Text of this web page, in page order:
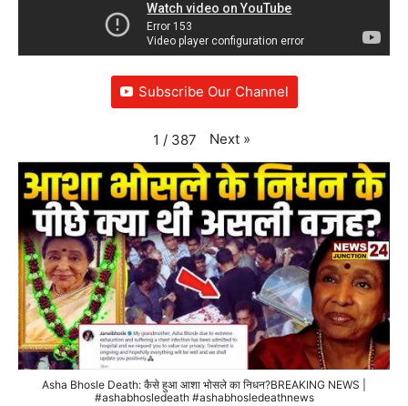
Subscribe Our Channel
1 / 387 Next »
Asha Bhosle Death: कैसे हुआ आशा भोसले का निधन?BREAKING NEWS |
#ashabhosledeath #ashabhosledeathnews